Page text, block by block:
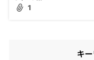
1
キ